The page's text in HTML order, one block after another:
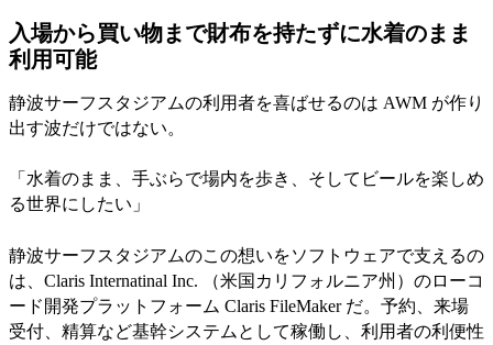
入場から買い物まで財布を持たずに水着のまま
利用可能
静波サーフスタジアムの利用者を喜ばせるのは AWM が作り
出す波だけではない。
「水着のまま、手ぶらで場内を歩き、そしてビールを楽しめ
る世界にしたい」
静波サーフスタジアムのこの想いをソフトウェアで支えるの
は、Claris Internatinal Inc. （米国カリフォルニア州）のローコ
ード開発プラットフォーム Claris FileMaker だ。予約、来場
受付、精算など基幹システムとして稼働し、利用者の利便性